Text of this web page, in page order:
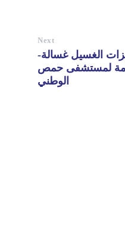
Next
الغسيل غسالة-
لمستشفى حمص
الوطني